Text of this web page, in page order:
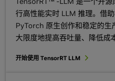
行高性能实时 LLM 推理。借
PyTorch 原生创作和稳定的生
大限度地提高吞吐量、降低成
开始使用 TensorRT LLM